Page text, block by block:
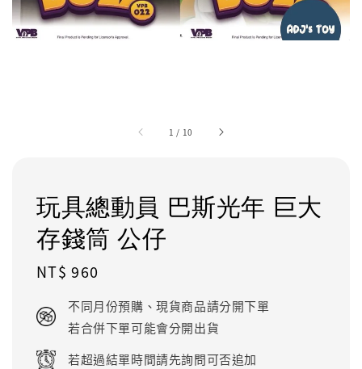
1 / 10
玩具總動員 巴斯光年 巨大
存錢筒 公仔
Regular
NT$ 960
不同月份預購、現貨商品請分開下單
若合併下單可能會分開出貨
若超過結單時間請先詢問可否追加